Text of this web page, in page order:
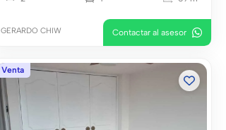
GERARDO CHIW Contactar al asesor
Venta